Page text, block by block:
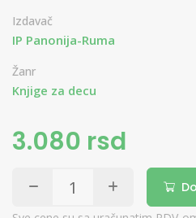
Izdavač
IP Panonija-Ruma
Žanr
Knjige za decu
3.080 rsd